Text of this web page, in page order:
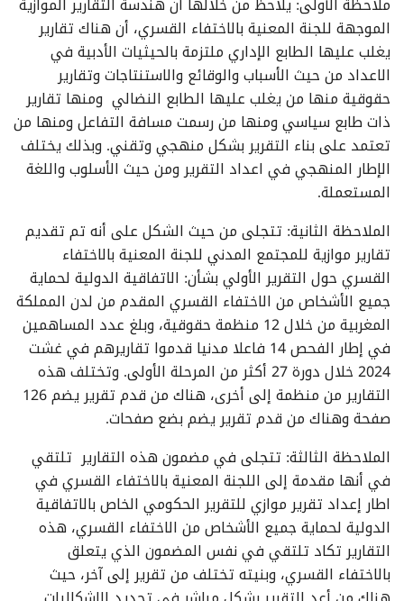
الموجهة للجنة المعنية بالاختفاء القسري، أن هناك تقارير
يغلب عليها الطابع الإداري ملتزمة بالحيثيات الأدبية في
الاعداد من حيث الأسباب والوقائع والاستنتاجات وتقارير
حقوقية منها من يغلب عليها الطابع النضالي ومنها تقارير
ذات طابع سياسي ومنها من رسمت مسافة التفاعل ومنها من
تعتمد على بناء التقرير بشكل منهجي وتقني. وبذلك يختلف
الإطار المنهجي في اعداد التقرير ومن حيث الأسلوب واللغة
المستعملة.
الملاحظة الثانية: تتجلى من حيث الشكل على أنه تم تقديم
تقارير موازية للمجتمع المدني للجنة المعنية بالاختفاء
القسري حول التقرير الأولي بشأن: الاتفاقية الدولية لحماية
جميع الأشخاص من الاختفاء القسري المقدم من لدن المملكة
المغربية من خلال 12 منظمة حقوقية، وبلغ عدد المساهمين
في إطار الفحص 14 فاعلا مدنيا قدموا تقاريرهم في غشت
2024 خلال دورة 27 أكثر من المرحلة الأولى. وتختلف هذه
التقارير من منظمة إلى أخرى، هناك من قدم تقرير يضم 126
صفحة وهناك من قدم تقرير يضم بضع صفحات.
الملاحظة الثالثة: تتجلى في مضمون هذه التقارير تلتقي
في أنها مقدمة إلى اللجنة المعنية بالاختفاء القسري في
اطار إعداد تقرير موازي للتقرير الحكومي الخاص بالاتفاقية
الدولية لحماية جميع الأشخاص من الاختفاء القسري، هذه
التقارير تكاد تلتقي في نفس المضمون الذي يتعلق
بالاختفاء القسري، وبنيته تختلف من تقرير إلى آخر، حيث